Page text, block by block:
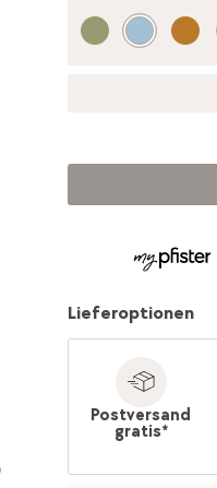
Lieferoptionen
Postversand
gratis*